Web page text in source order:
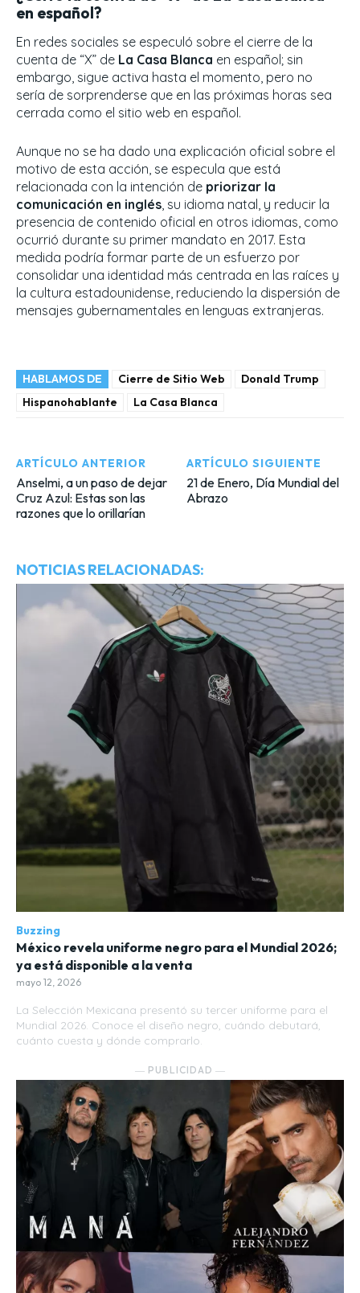
en español?
En redes sociales se especuló sobre el cierre de la
cuenta de “X” de La Casa Blanca en español; sin
embargo, sigue activa hasta el momento, pero no
sería de sorprenderse que en las próximas horas sea
cerrada como el sitio web en español.
Aunque no se ha dado una explicación oficial sobre el
motivo de esta acción, se especula que está
relacionada con la intención de priorizar la
comunicación en inglés, su idioma natal, y reducir la
presencia de contenido oficial en otros idiomas, como
ocurrió durante su primer mandato en 2017. Esta
medida podría formar parte de un esfuerzo por
consolidar una identidad más centrada en las raíces y
la cultura estadounidense, reduciendo la dispersión de
mensajes gubernamentales en lenguas extranjeras.
HABLAMOS DE Cierre de Sitio Web
Donald Trump
Hispanohablante
La Casa Blanca
ARTÍCULO ANTERIOR
Anselmi, a un paso de dejar
Cruz Azul: Estas son las
razones que lo orillarían
ARTÍCULO SIGUIENTE
21 de Enero, Día Mundial del
Abrazo
NOTICIAS RELACIONADAS:
Buzzing
México revela uniforme negro para el Mundial 2026;
ya está disponible a la venta
mayo 12, 2026
La Selección Mexicana presentó su tercer uniforme para el
Mundial 2026. Conoce el diseño negro, cuándo debutará,
cuánto cuesta y dónde comprarlo.
― PUBLICIDAD ―